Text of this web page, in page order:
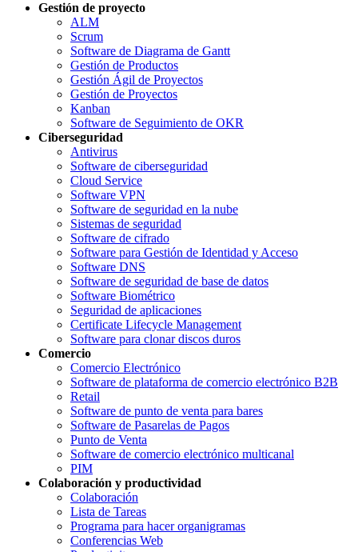
Gestión de proyecto
ALM
Scrum
Software de Diagrama de Gantt
Gestión de Productos
Gestión Ágil de Proyectos
Gestión de Proyectos
Kanban
Software de Seguimiento de OKR
Ciberseguridad
Antivirus
Software de ciberseguridad
Cloud Service
Software VPN
Software de seguridad en la nube
Sistemas de seguridad
Software de cifrado
Software para Gestión de Identidad y Acceso
Software DNS
Software de seguridad de base de datos
Software Biométrico
Seguridad de aplicaciones
Certificate Lifecycle Management
Software para clonar discos duros
Comercio
Comercio Electrónico
Software de plataforma de comercio electrónico B2B
Retail
Software de punto de venta para bares
Software de Pasarelas de Pagos
Punto de Venta
Software de comercio electrónico multicanal
PIM
Colaboración y productividad
Colaboración
Lista de Tareas
Programa para hacer organigramas
Conferencias Web